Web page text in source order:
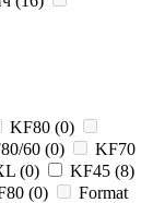
KF80 (0)
60 (0)
KF70
(0) KF45 (8)
(0)
Format